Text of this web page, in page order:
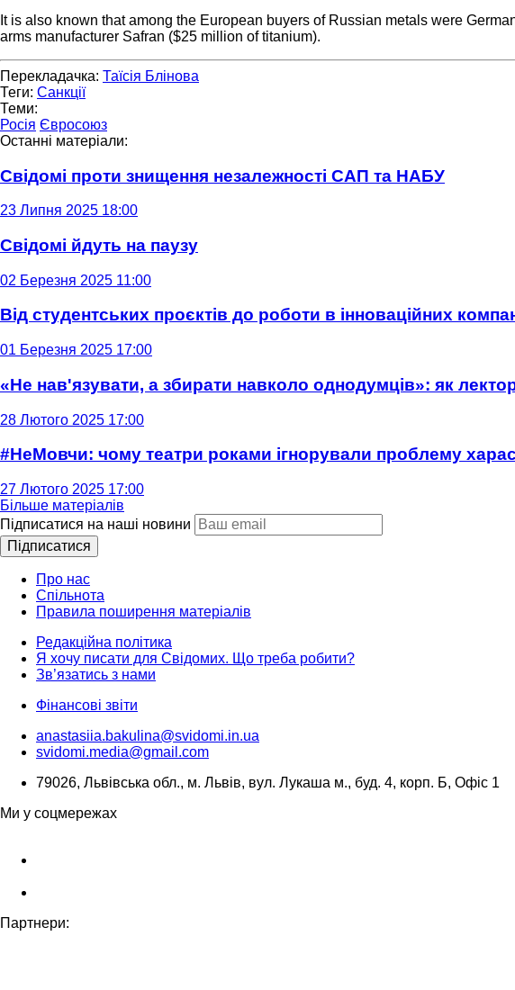
It is also known that among the European buyers of Russian metals were
arms manufacturer Safran ($25 million of titanium).
Перекладачка: Таїсія Блінова
Теги: Санкції
Теми:
Росія Євросоюз
Останні матеріали:
Свідомі проти знищення незалежності САП та НАБУ
23 Липня 2025 18:00
Свідомі йдуть на паузу
02 Березня 2025 11:00
Від студентських проєктів до роботи в інноваційних
01 Березня 2025 17:00
«Не нав'язувати, а збирати навколо однодумців»: як
28 Лютого 2025 17:00
#НеМовчи: чому театри роками ігнорували проблему
27 Лютого 2025 17:00
Більше матеріалів
Підписатися на наші новини
Підписатися
Про нас
Спільнота
Правила поширення матеріалів
Редакційна політика
Я хочу писати для Свідомих. Що треба робити?
Зв’язатись з нами
Фінансові звіти
anastasiia.bakulina@svidomi.in.ua
svidomi.media@gmail.com
79026, Львівська обл., м. Львів, вул. Лукаша м., буд. 4, корп. Б, Офіс 1
Ми у соцмережах
Партнери: